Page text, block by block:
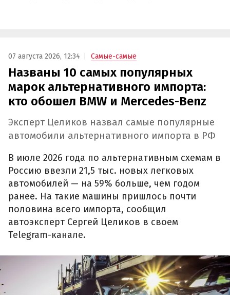
07 августа 2026, 12:34 Самые-самые
Названы 10 самых популярных
марок альтернативного импорта:
кто обошел BMW и Mercedes-Benz
Эксперт Целиков назвал самые популярные
автомобили альтернативного импорта в РФ
В июле 2026 года по альтернативным схемам в
Россию ввезли 21,5 тыс. новых легковых
автомобилей — на 59% больше, чем годом
ранее. На такие машины пришлось почти
половина всего импорта, сообщил
автоэксперт Сергей Целиков в своем
Telegram-канале.